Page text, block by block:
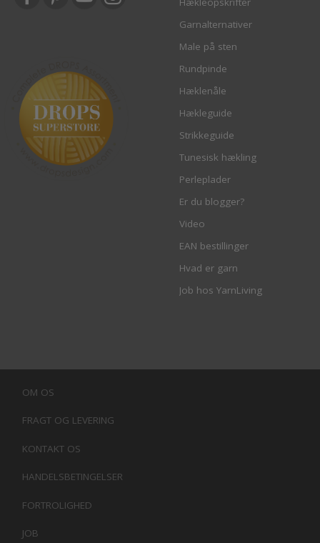
Garnalternativer
Male på sten
Rundpinde
Hæklenåle
Hækleguide
Strikkeguide
Tunesisk hækling
Perleplader
Er du blogger?
Video
EAN bestillinger
Hvad er garn
Job hos YarnLiving
OM OS
FRAGT OG LEVERING
KONTAKT OS
HANDELSBETINGELSER
FORTROLIGHED
JOB